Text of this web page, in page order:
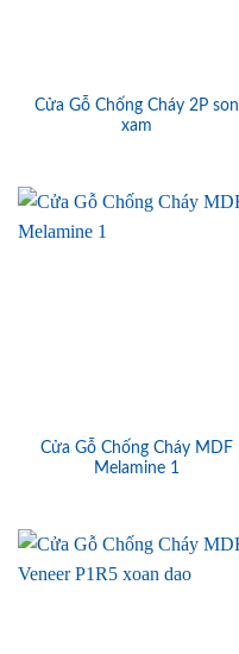
Cửa Gỗ Chống Cháy 2P son
xam
Cửa Gỗ Chống Cháy MDF
Melamine 1